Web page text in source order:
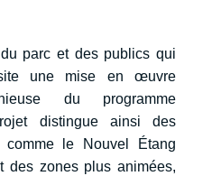
parc et des publics qui
une mise en œuvre
du programme
distingue ainsi des
comme le Nouvel Étang
des zones plus animées,